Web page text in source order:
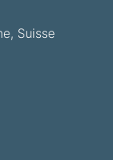
Suisse